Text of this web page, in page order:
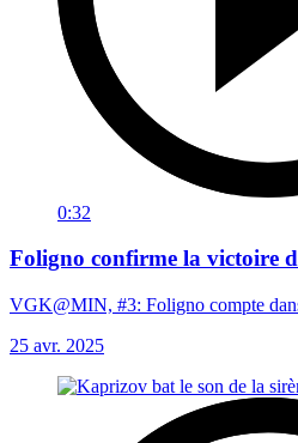
0:32
Foligno confirme la victoire
VGK@MIN, #3: Foligno compte
25 avr. 2025